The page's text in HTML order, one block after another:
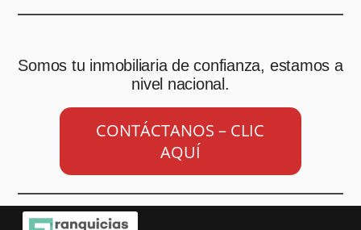
Somos tu inmobiliaria de confianza, estamos a
nivel nacional.
CONTÁCTANOS – CLIC
AQUÍ